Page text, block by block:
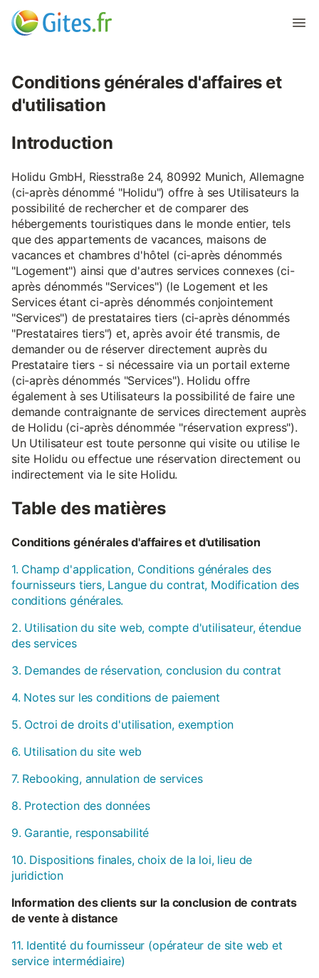
Conditions générales d'affaires et
d'utilisation
Introduction
Holidu GmbH, Riesstraße 24, 80992 Munich, Allemagne
(ci-après dénommé "Holidu") offre à ses Utilisateurs la
possibilité de rechercher et de comparer des
hébergements touristiques dans le monde entier, tels
que des appartements de vacances, maisons de
vacances et chambres d'hôtel (ci-après dénommés
"Logement") ainsi que d'autres services connexes (ci-
après dénommés "Services") (le Logement et les
Services étant ci-après dénommés conjointement
"Services") de prestataires tiers (ci-après dénommés
"Prestataires tiers") et, après avoir été transmis, de
demander ou de réserver directement auprès du
Prestataire tiers - si nécessaire via un portail externe
(ci-après dénommés "Services"). Holidu offre
également à ses Utilisateurs la possibilité de faire une
demande contraignante de services directement auprès
de Holidu (ci-après dénommée "réservation express").
Un Utilisateur est toute personne qui visite ou utilise le
site Holidu ou effectue une réservation directement ou
indirectement via le site Holidu.
Table des matières
Conditions générales d'affaires et d'utilisation
1. Champ d'application, Conditions générales des
fournisseurs tiers, Langue du contrat, Modification des
conditions générales.
2. Utilisation du site web, compte d'utilisateur, étendue
des services
3. Demandes de réservation, conclusion du contrat
4. Notes sur les conditions de paiement
5. Octroi de droits d'utilisation, exemption
6. Utilisation du site web
7. Rebooking, annulation de services
8. Protection des données
9. Garantie, responsabilité
10. Dispositions finales, choix de la loi, lieu de
juridiction
Information des clients sur la conclusion de contrats
de vente à distance
11. Identité du fournisseur (opérateur de site web et
service intermédiaire)